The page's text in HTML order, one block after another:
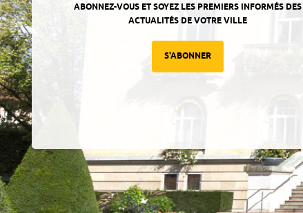
ABONNEZ-VOUS ET SOYEZ LES PREMIERS INFORMÉS DES
ACTUALITÉS DE VOTRE VILLE
S'ABONNER